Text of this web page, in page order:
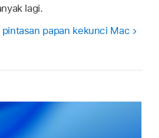
lagi.
papan kekunci Mac